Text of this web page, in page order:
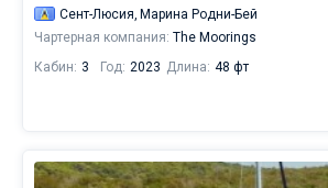
Сент-Люсия, Марина Родни-Бей
Чартерная компания: The Moorings
Кабин: 3 Год: 2023 Длина: 48 фт